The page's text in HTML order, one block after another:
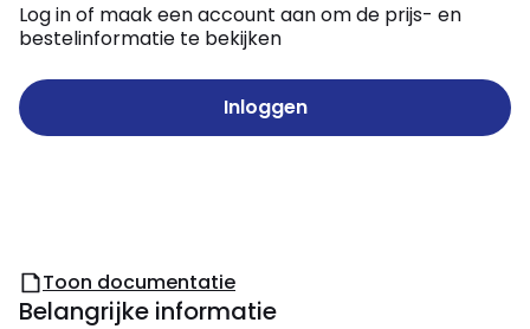
Log in of maak een account aan om de prijs- en
bestelinformatie te bekijken
Inloggen
Toon documentatie
Belangrijke informatie